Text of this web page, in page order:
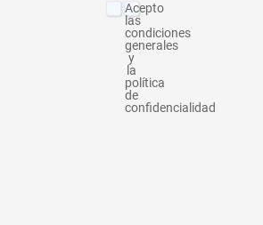
Acepto
las
condiciones
generales
y
la
política
de
confidencialidad